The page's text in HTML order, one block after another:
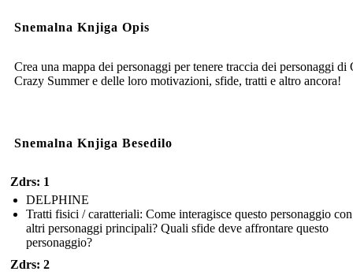
Snemalna Knjiga Opis
Crea una mappa dei personaggi per tenere traccia dei personaggi di
Crazy Summer e delle loro motivazioni, sfide, tratti e altro ancora!
Snemalna Knjiga Besedilo
Zdrs: 1
DELPHINE
Tratti fisici / caratteriali: Come interagisce questo personaggio
altri personaggi principali? Quali sfide deve affrontare questo
personaggio?
Zdrs: 2